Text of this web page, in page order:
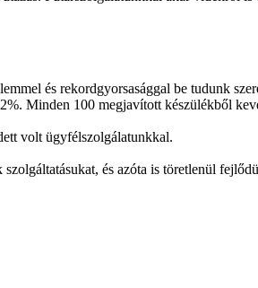
és rekordgyorsasággal be tudunk
Minden 100 megjavított készülékből
volt ügyfélszolgálatunkkal.
és azóta is töretlenül